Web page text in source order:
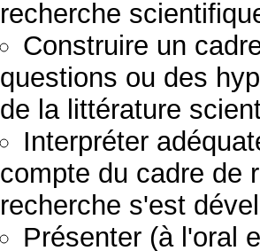
recherche
Construire un
questions ou des
de la littérature
Interpréter
compte du cadre de
recherche s'est
Présenter (à l'oral